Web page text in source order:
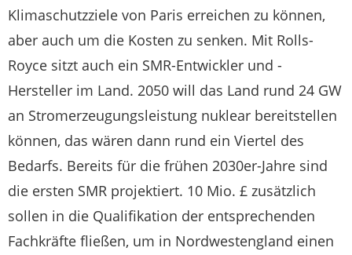
Klimaschutzziele von Paris erreichen zu können,
aber auch um die Kosten zu senken. Mit Rolls-
Royce sitzt auch ein SMR-Entwickler und -
Hersteller im Land. 2050 will das Land rund 24 GW
an Stromerzeugungsleistung nuklear bereitstellen
können, das wären dann rund ein Viertel des
Bedarfs. Bereits für die frühen 2030er-Jahre sind
die ersten SMR projektiert. 10 Mio. £ zusätzlich
sollen in die Qualifikation der entsprechenden
Fachkräfte fließen, um in Nordwestengland einen